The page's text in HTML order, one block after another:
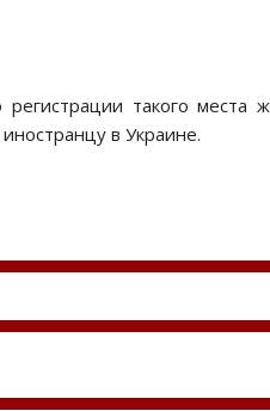
такого места
в Украине.